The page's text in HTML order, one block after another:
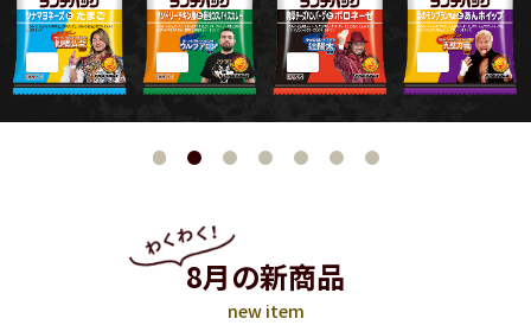
8月の新商品
new item